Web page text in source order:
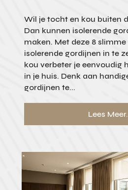
Wil je tocht en kou buiten
Dan kunnen isolerende
maken. Met deze 8
isolerende gordijnen in te
kou verbeter je eenvoudig
in je huis. Denk aan
gordijnen te...
Lees